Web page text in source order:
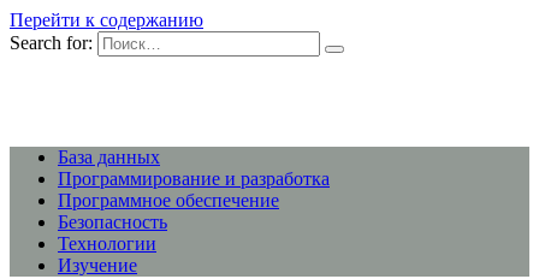
Перейти к содержанию
Search for:
База данных
Программирование и разработка
Программное обеспечение
Безопасность
Технологии
Изучение